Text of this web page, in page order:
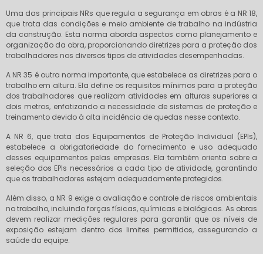
Uma das principais NRs que regula a segurança em obras é a NR 18,
que trata das condições e meio ambiente de trabalho na indústria
da construção. Esta norma aborda aspectos como planejamento e
organização da obra, proporcionando diretrizes para a proteção dos
trabalhadores nos diversos tipos de atividades desempenhadas.
A NR 35 é outra norma importante, que estabelece as diretrizes para o
trabalho em altura. Ela define os requisitos mínimos para a proteção
dos trabalhadores que realizam atividades em alturas superiores a
dois metros, enfatizando a necessidade de sistemas de proteção e
treinamento devido à alta incidência de quedas nesse contexto.
A NR 6, que trata dos Equipamentos de Proteção Individual (EPIs),
estabelece a obrigatoriedade do fornecimento e uso adequado
desses equipamentos pelas empresas. Ela também orienta sobre a
seleção dos EPIs necessários a cada tipo de atividade, garantindo
que os trabalhadores estejam adequadamente protegidos.
Além disso, a NR 9 exige a avaliação e controle de riscos ambientais
no trabalho, incluindo forças físicas, químicas e biológicas. As obras
devem realizar medições regulares para garantir que os níveis de
exposição estejam dentro dos limites permitidos, assegurando a
saúde da equipe.